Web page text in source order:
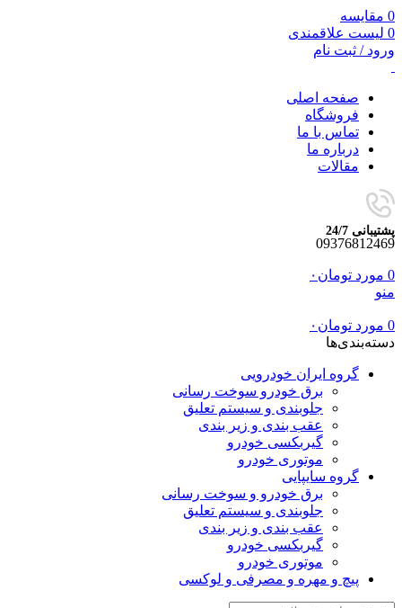
0 مقایسه
0 لیست علاقمندی
ورود / ثبت نام
صفحه اصلی
فروشگاه
تماس با ما
درباره ما
مقالات
پشتیبانی 24/7
09376812469
0 مورد تومان ۰
منو
0 مورد تومان ۰
دسته‌بندی‌ها
گروه ایران خودرویی
برق خودرو سوخت رسانی
جلوبندی و سیستم تعلیق
عقب بندی و زیر بندی
گیربکسی خودرو
موتوری خودرو
گروه سایپایی
برق خودرو و سوخت رسانی
جلوبندی و سیستم تعلیق
عقب بندی و زیر بندی
گیربکسی خودرو
موتوری خودرو
پیچ و مهره و مصرفی و لوکسی